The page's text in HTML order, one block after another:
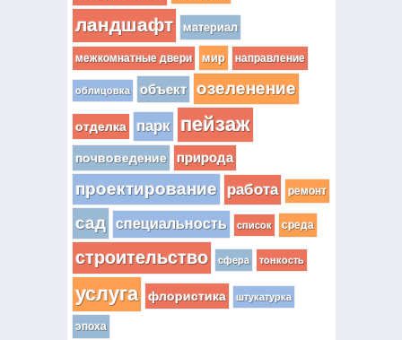
ландшафт материал
межкомнатные двери мир направление
облицовка объект озеленение
отделка парк пейзаж
почвоведение природа
проектирование работа ремонт
сад специальность список среда
строительство сфера тонкость
услуга флористика штукатурка
эпоха